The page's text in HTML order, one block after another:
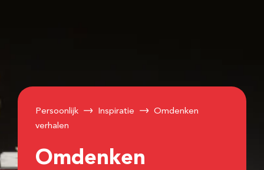
Persoonlijk Inspiratie
Omdenken
verhalen
Omdenken